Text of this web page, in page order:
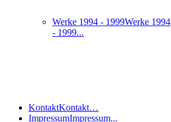
Werke 1994 - 1999Werke 1994
- 1999...
KontaktKontakt…
ImpressumImpressum...